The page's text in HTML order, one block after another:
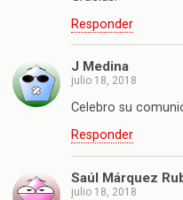
Responder
J Medina
julio 18, 2018
Celebro su
Responder
Saúl Márquez
julio 18, 2018